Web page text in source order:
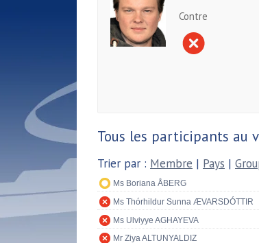
Contre
Tous les participants au
Trier par : Membre | Pays |
Ms Boriana ÅBERG
Ms Thórhildur Sunna ÆVARSDÓTTIR
Ms Ulviyye AGHAYEVA
Mr Ziya ALTUNYALDIZ